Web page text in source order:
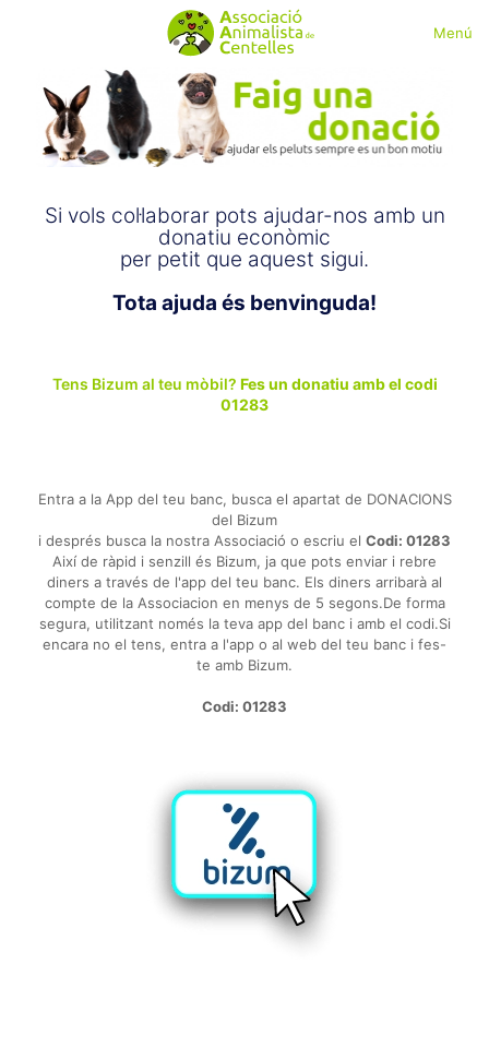
Menú
Si vols col·laborar pots ajudar-nos amb un
donatiu econòmic
per petit que aquest sigui.
Tota ajuda és benvinguda!
Tens Bizum al teu mòbil? Fes un donatiu amb el codi
01283
Entra a la App del teu banc, busca el apartat de DONACIONS
del Bizum
i després busca la nostra Associació o escriu el Codi: 01283
Així de ràpid i senzill és Bizum, ja que pots enviar i rebre
diners a través de l'app del teu banc. Els diners arribarà al
compte de la Associacion en menys de 5 segons.De forma
segura, utilitzant només la teva app del banc i amb el codi.Si
encara no el tens, entra a l'app o al web del teu banc i fes-
te amb Bizum.
Codi: 01283